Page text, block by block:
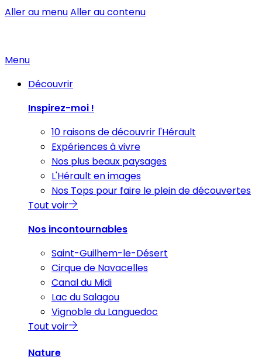
Aller au menuAller au contenu
Menu
Découvrir
Inspirez-moi !
10 raisons de découvrir l'Hérault
Expériences à vivre
Nos plus beaux paysages
L'Hérault en images
Nos Tops pour faire le plein de découvertes
Tout voir
Nos incontournables
Saint-Guilhem-le-Désert
Cirque de Navacelles
Canal du Midi
Lac du Salagou
Vignoble du Languedoc
Tout voir
Nature